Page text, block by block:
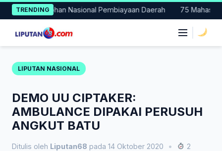
Skip
to
content
TRENDING
Percontohan Nasional Pembiayaan Daerah 75 Mahasiswa
LIPUTAN NASIONAL
DEMO UU CIPTAKER:
AMBULANCE DIPAKAI PERUSUH
ANGKUT BATU
Ditulis oleh Liputan68 pada 14 Oktober 2020 •
2